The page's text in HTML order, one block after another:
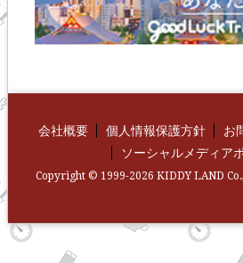
会社概要 個人情報保護方針 お
ソーシャルメディア
Copyright © 1999-2026 KIDDY LAND